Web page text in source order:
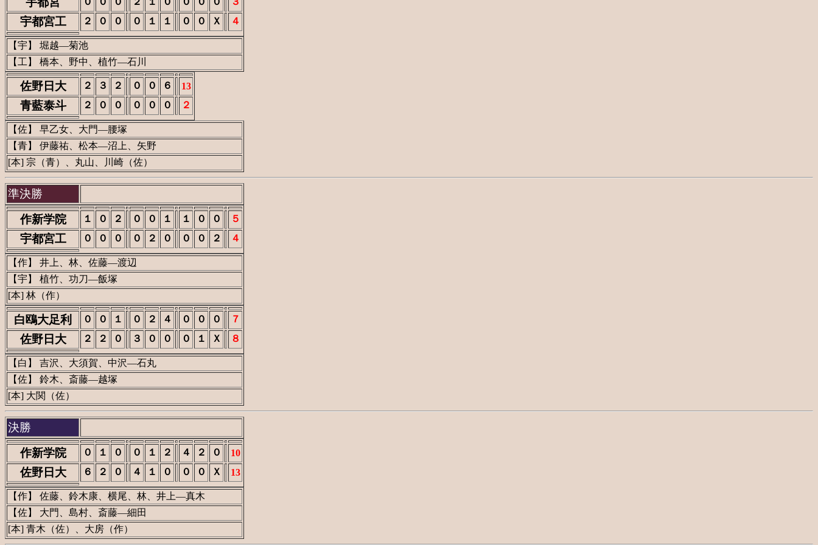
宇都宮工 ２ ０ ０ ０ １ １ ０ ０ Ｘ ４
【宇】 堀越―菊池
【工】 橋本、野中、植竹―石川
佐野日大 ２ ３ ２ ０ ０ ６ 13
青藍泰斗 ２ ０ ０ ０ ０ ０ ２
【佐】 早乙女、大門―腰塚
【青】 伊藤祐、松本―沼上、矢野
[本] 宗（青）、丸山、川崎（佐）
準決勝
作新学院
１ ０ ２ ０ ０ １ １ ０ ０ ５
宇都宮工 ０ ０ ０ ０ ２ ０ ０ ０ ２ ４
【作】 井上、林、佐藤―渡辺
【宇】 植竹、功刀―飯塚
[本] 林（作）
白鴎大足利 ０ ０ １ ０ ２ ４ ０ ０ ０ ７
佐野日大 ２ ２ ０ ３ ０ ０ ０ １ Ｘ ８
【白】 吉沢、大須賀、中沢―石丸
【佐】 鈴木、斎藤―越塚
[本] 大関（佐）
決勝
作新学院
０ １ ０ ０ １ ２ ４ ２ ０ 10
佐野日大 ６ ２ ０ ４ １ ０ ０ ０ Ｘ 13
【作】 佐藤、鈴木康、横尾、林、井上―真木
【佐】 大門、島村、斎藤―細田
[本] 青木（佐）、大房（作）